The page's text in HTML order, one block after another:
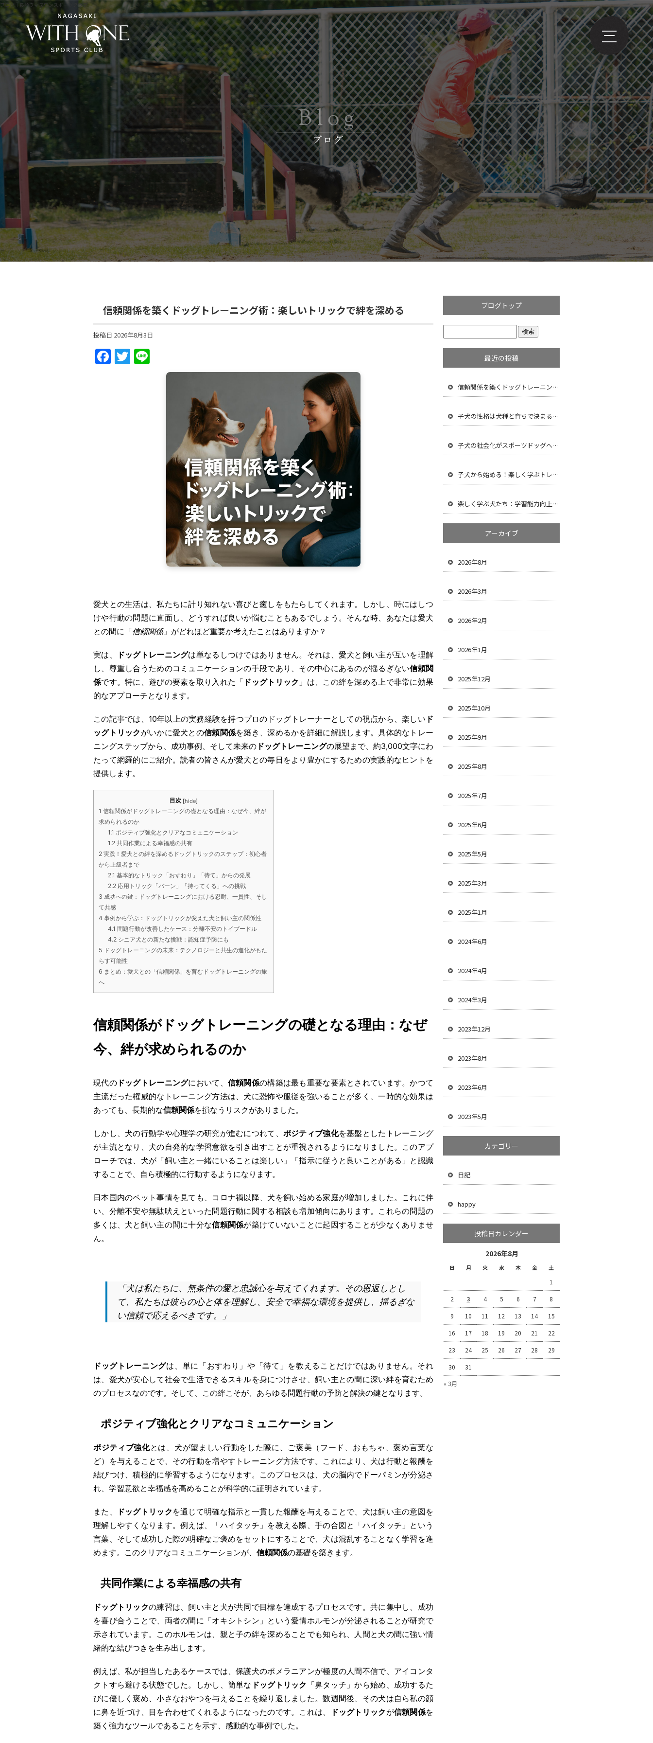
ブログ｜長崎ウィズワンスポーツクラブ
信頼関係を築くドッグトレーニング術：楽しいトリックで絆を深める
投稿日 2026年8月3日
Facebook
Twitter
愛犬との生活は、私たちに計り知れない喜びと癒しをもたらしてくれます。しかし、時にはしつ
けや行動の問題に直面し、どうすれば良いか悩むこともあるでしょう。そんな時、あなたは愛犬
との間に「信頼関係」がどれほど重要か考えたことはありますか？
実は、 ドッグトレーニングは単なるしつけではありません。それは、愛犬と飼い主が互いを理解
し、尊重し合うためのコミュニケーションの手段であり、その中心にあるのが揺るぎない信頼関
係です。特に、遊びの要素を取り入れた「 ドッグトリック 」は、この絆を深める上で非常に効果
的なアプローチとなります。
この記事では、10年以上の実務経験を持つプロのドッグトレーナーとしての視点から、楽しい ド
ッグトリック がいかに愛犬との信頼関係を築き、深めるかを詳細に解説します。具体的なトレー
ニングステップから、成功事例、そして未来の ドッグトレーニングの展望まで、約3,000文字にわ
たって網羅的にご紹介。読者の皆さんが愛犬との毎日をより豊かにするための実践的なヒントを
提供します。
目次 [hide]
1 信頼関係がドッグトレーニングの礎となる理由：なぜ今、絆が
求められるのか
1.1 ポジティブ強化とクリアなコミュニケーション
1.2共同作業による幸福感の共有
2 実践！愛犬との絆を深めるドッグトリックのステップ：初心者
から上級者まで
2.1 基本的なトリック「おすわり」「待て」からの発展
2.2応用トリック「バーン」「持ってくる」への挑戦
3 成功への鍵：ドッグトレーニングにおける忍耐、一貫性、そし
て共感
4 事例から学ぶ：ドッグトリックが変えた犬と飼い主の関係性
4.1 問題行動が改善したケース：分離不安のトイプードル
4.2シニア犬との新たな挑戦：認知症予防にも
5 ドッグトレーニングの未来：テクノロジーと共生の進化がもた
らす可能性
6 まとめ：愛犬との「信頼関係」を育むドッグトレーニングの旅
へ
信頼関係がドッグトレーニングの礎となる理由：なぜ
今、絆が求められるのか
現代のドッグトレーニングにおいて、 信頼関係の構築は最も重要な要素とされています。かつて
主流だった権威的なトレーニング方法は、犬に恐怖や服従を強いることが多く、一時的な効果は
あっても、長期的な信頼関係を損なうリスクがありました。
しかし、犬の行動学や心理学の研究が進むにつれて、 ポジティブ強化を基盤としたトレーニング
が主流となり、犬の自発的な学習意欲を引き出すことが重視されるようになりました。このアプ
ローチでは、犬が「飼い主と一緒にいることは楽しい」「指示に従うと良いことがある」と認識
することで、自ら積極的に行動するようになります。
日本国内のペット事情を見ても、コロナ禍以降、犬を飼い始める家庭が増加しました。これに伴
い、分離不安や無駄吠えといった問題行動に関する相談も増加傾向にあります。これらの問題の
多くは、犬と飼い主の間に十分な信頼関係が築けていないことに起因することが少なくありませ
ん。
「犬は私たちに、無条件の愛と忠誠心を与えてくれます。その恩返しとし
て、私たちは彼らの心と体を理解し、安全で幸福な環境を提供し、揺るぎな
い信頼で応えるべきです。」
ドッグトレーニングは、単に「おすわり」や「待て」を教えることだけではありません。それ
は、愛犬が安心して社会で生活できるスキルを身につけさせ、飼い主との間に深い絆を育むため
のプロセスなのです。そして、この絆こそが、あらゆる問題行動の予防と解決の鍵となります。
ポジティブ強化とクリアなコミュニケーション
ポジティブ強化とは、犬が望ましい行動をした際に、ご褒美（フード、おもちゃ、褒め言葉な
ど）を与えることで、その行動を増やすトレーニング方法です。これにより、犬は行動と報酬を
結びつけ、積極的に学習するようになります。このプロセスは、犬の脳内でドーパミンが分泌さ
れ、学習意欲と幸福感を高めることが科学的に証明されています。
また、 ドッグトリック を通じて明確な指示と一貫した報酬を与えることで、犬は飼い主の意図を
理解しやすくなります。例えば、「ハイタッチ」を教える際、手の合図と「ハイタッチ」という
言葉、そして成功した際の明確なご褒めをセットにすることで、犬は混乱することなく学習を進
めます。このクリアなコミュニケーションが、 信頼関係の基礎を築きます。
共同作業による幸福感の共有
ドッグトリックの練習は、飼い主と犬が共同で目標を達成するプロセスです。共に集中し、成功
を喜び合うことで、両者の間に「オキシトシン」という愛情ホルモンが分泌されることが研究で
示されています。このホルモンは、親と子の絆を深めることでも知られ、人間と犬の間に強い情
緒的な結びつきを生み出します。
例えば、私が担当したあるケースでは、保護犬のポメラニアンが極度の人間不信で、アイコンタ
クトすら避ける状態でした。しかし、簡単な ドッグトリック 「鼻タッチ」から始め、成功するた
びに優しく褒め、小さなおやつを与えることを繰り返しました。数週間後、その犬は自ら私の顔
に鼻を近づけ、目を合わせてくれるようになったのです。これは、
ドッグトリック が信頼関係を
築く強力なツールであることを示す、感動的な事例でした。
ブログトップ
最近の投稿
信頼関係を築くドッグトレーニング術：楽しいトリックで絆を深める
子犬の性格は犬種と育ちで決まる？理想の愛犬に
子犬の社会化がスポーツドッグへの第一歩！成長期に大切なこと
子犬から始める！楽しく学ぶトレーニングの秘訣
楽しく学ぶ犬たち：学習能力向上と達成感がもたらす心身の健康
アーカイブ
2026年8月
2026年3月
2026年2月
2026年1月
2025年12月
2025年10月
2025年9月
2025年8月
2025年7月
2025年6月
2025年5月
2025年3月
2025年1月
2024年6月
2024年4月
2024年3月
2023年12月
2023年8月
2023年6月
2023年5月
カテゴリー
日記
happy
投稿日カレンダー
2026年8月
日 月 火 水 木 金 土
« 3月
1
2 3 4 5 6 7 8
9 10 11 12 13 14 15
16 17 18 19 20 21 22
23 24 25 26 27 28 29
30 31